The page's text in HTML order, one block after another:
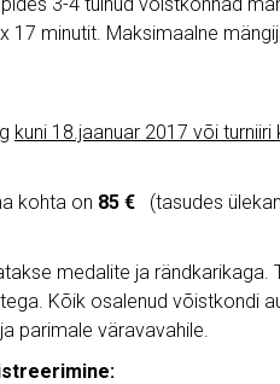
17 minutit. Maksimaalne
kuni 18.jaanuar 2017 või
kohta on 85 € (tasudes
medalite ja
Kõik osalenud võistkondi
parimale väravavahile.